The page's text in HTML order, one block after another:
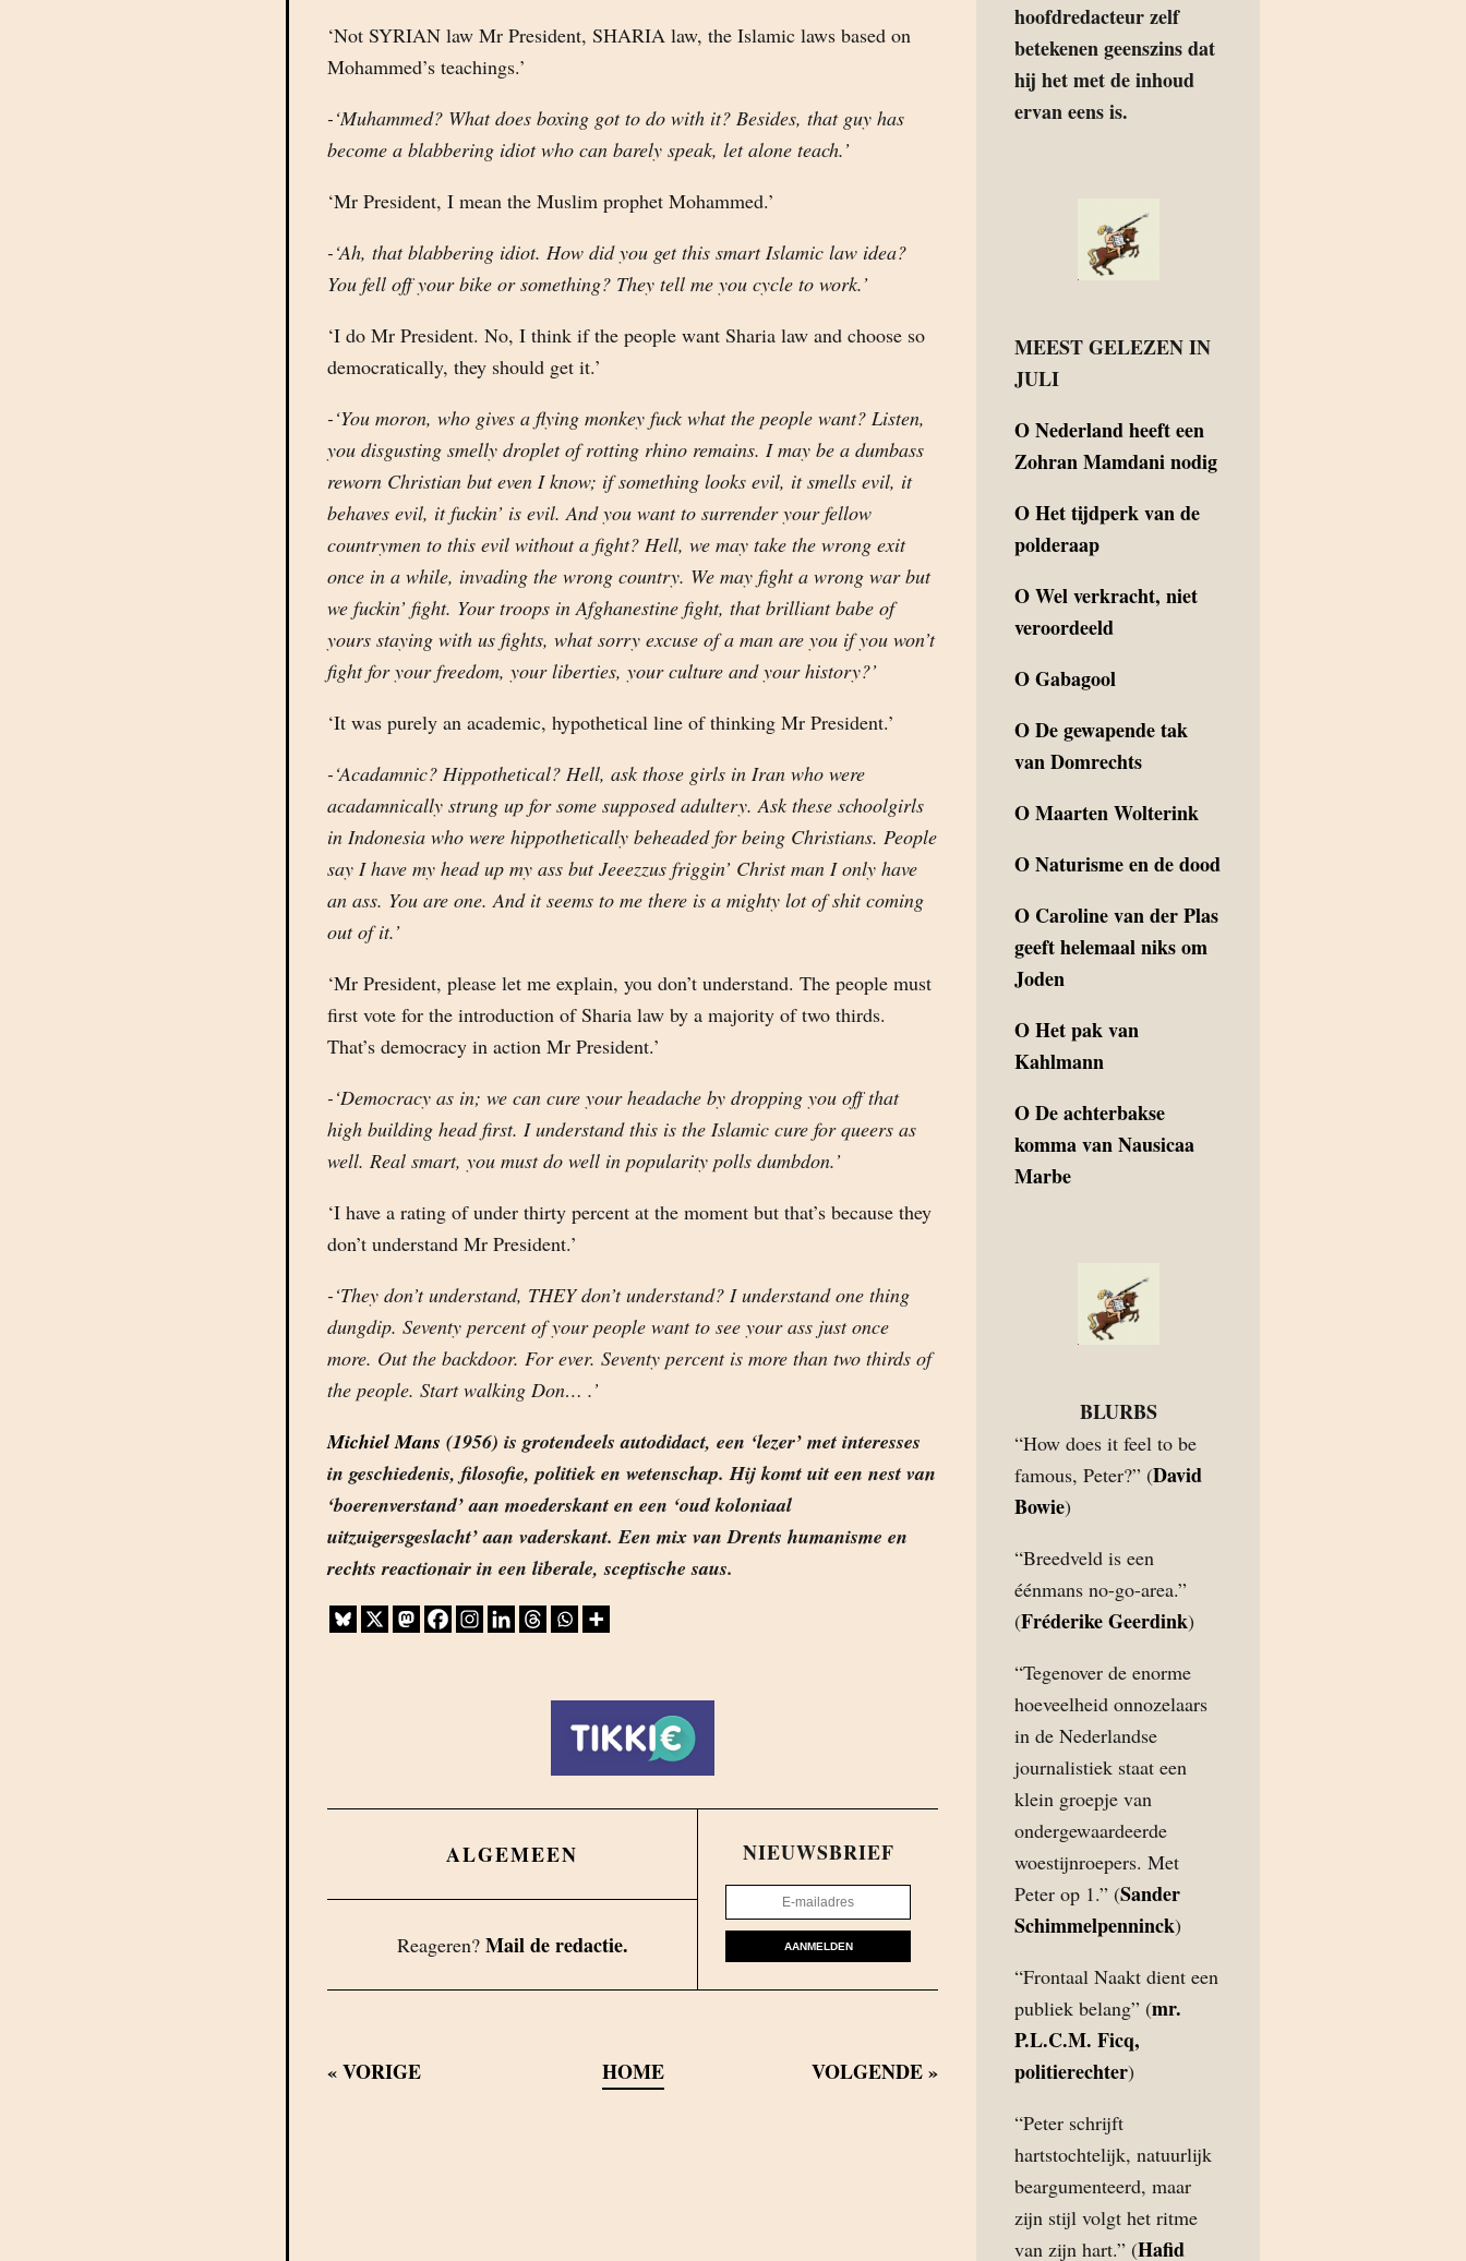
‘Not SYRIAN law Mr President, SHARIA law, the Islamic laws based on
Mohammed’s teachings.’
-‘Muhammed? What does boxing got to do with it? Besides, that guy has
become a blabbering idiot who can barely speak, let alone teach.’
‘Mr President, I mean the Muslim prophet Mohammed.’
-‘Ah, that blabbering idiot. How did you get this smart Islamic law idea?
You fell off your bike or something? They tell me you cycle to work.’
‘I do Mr President. No, I think if the people want Sharia law and choose so
democratically, they should get it.’
-‘You moron, who gives a flying monkey fuck what the people want? Listen,
you disgusting smelly droplet of rotting rhino remains. I may be a dumbass
reworn Christian but even I know; if something looks evil, it smells evil, it
behaves evil, it fuckin’ is evil. And you want to surrender your fellow
countrymen to this evil without a fight? Hell, we may take the wrong exit
once in a while, invading the wrong country. We may fight a wrong war but
we fuckin’ fight. Your troops in Afghanestine fight, that brilliant babe of
yours staying with us fights, what sorry excuse of a man are you if you won’t
fight for your freedom, your liberties, your culture and your history?’
‘It was purely an academic, hypothetical line of thinking Mr President.’
-‘Acadamnic? Hippothetical? Hell, ask those girls in Iran who were
acadamnically strung up for some supposed adultery. Ask these schoolgirls
in Indonesia who were hippothetically beheaded for being Christians. People
say I have my head up my ass but Jeeezzus friggin’ Christ man I only have
an ass. You are one. And it seems to me there is a mighty lot of shit coming
out of it.’
‘Mr President, please let me explain, you don’t understand. The people must
first vote for the introduction of Sharia law by a majority of two thirds.
That’s democracy in action Mr President.’
-‘Democracy as in; we can cure your headache by dropping you off that
high building head first. I understand this is the Islamic cure for queers as
well. Real smart, you must do well in popularity polls dumbdon.’
‘I have a rating of under thirty percent at the moment but that’s because they
don’t understand Mr President.’
-‘They don’t understand, THEY don’t understand? I understand one thing
dungdip. Seventy percent of your people want to see your ass just once
more. Out the backdoor. For ever. Seventy percent is more than two thirds of
the people. Start walking Don… .’
Michiel Mans (1956) is grotendeels autodidact, een ‘lezer’ met interesses
in geschiedenis, filosofie, politiek en wetenschap. Hij komt uit een nest van
‘boerenverstand’ aan moederskant en een ‘oud koloniaal
uitzuigersgeslacht’ aan vaderskant. Een mix van Drents humanisme en
rechts reactionair in een liberale, sceptische saus.
ALGEMEEN
Reageren? Mail de redactie.
NIEUWSBRIEF
AANMELDEN
«VORIGE HOME VOLGENDE»
hoofdredacteur zelf
betekenen geenszins dat
hij het met de inhoud
ervan eens is.
MEEST GELEZEN IN
JULI
ONederland heeft een
Zohran Mamdani nodig
OHet tijdperk van de
polderaap
OWel verkracht, niet
veroordeeld
OGabagool
ODe gewapende tak
van Domrechts
OMaarten Wolterink
ONaturisme en de dood
O Caroline van der Plas
geeft helemaal niks om
Joden
OHet pak van
Kahlmann
ODe achterbakse
komma van Nausicaa
Marbe
BLURBS
“How does it feel to be
famous, Peter?” (David
Bowie)
“Breedveld is een
éénmans no-go-area.”
(Fréderike Geerdink)
“Tegenover de enorme
hoeveelheid onnozelaars
in de Nederlandse
journalistiek staat een
klein groepje van
ondergewaardeerde
woestijnroepers. Met
Peter op 1.” (Sander
Schimmelpenninck)
“Frontaal Naakt dient een
publiek belang” (mr.
P.L.C.M. Ficq,
politierechter)
“Peter schrijft
hartstochtelijk, natuurlijk
beargumenteerd, maar
zijn stijl volgt het ritme
van zijn hart.” (Hafid